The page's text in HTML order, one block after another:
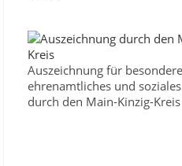
Auszeichnung für
ehrenamtliches und
durch den Main-Kinzig-Kreis